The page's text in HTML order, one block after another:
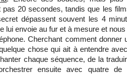
pas 20 secondes, tandis que les
dépassent souvent les 4
lui envoie au fur et à mesure et
Cherchant comment donner
chose qui ait à entendre
chaque séquence, de la
ensuite avec quatre de